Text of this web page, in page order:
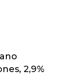
2,9%